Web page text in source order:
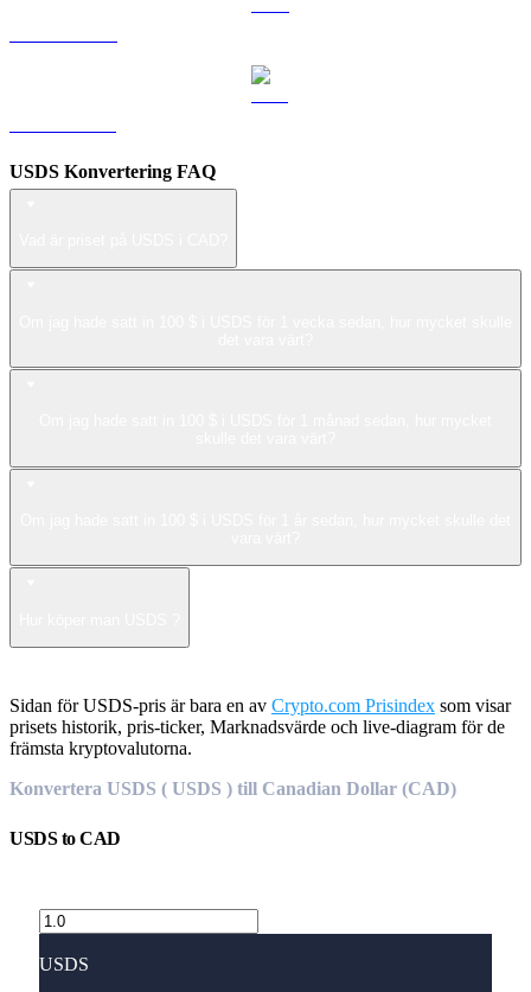
USDS Konvertering FAQ
Sidan för USDS-pris är bara en av Crypto.com Prisindex som visar
prisets historik, pris-ticker, Marknadsvärde och live-diagram för de
främsta kryptovalutorna.
Konvertera USDS ( USDS ) till Canadian Dollar (CAD)
USDStoCAD
USDS